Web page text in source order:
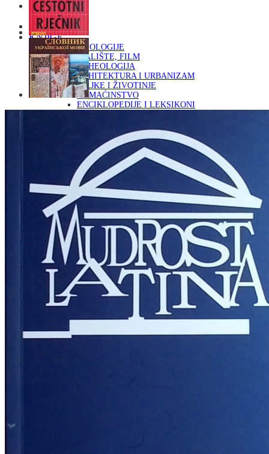
Naslovna
KNJIGE
OD ARHEOLOGIJE
DO KAZALIŠTE, FILM
ARHEOLOGIJA
ARHITEKTURA I URBANIZAM
BILJKE I ŽIVOTINJE
DOMAĆINSTVO
ENCIKLOPEDIJE I LEKSIKONI
FOTOGRAFIJA
GLAZBENA UMJETNOST
KAZALIŠTE, FILM
OD KNJIŽEVNOST
DO RELIGIJA
KNJIŽEVNOST
LIKOVNA UMJETNOST
LJEKOVITO BILJE I ZDRAVLJE
MITOLOGIJA
POVIJEST I PUBLICISTIKA
PRIRODNE ZNANOSTI
PSIHOLOGIJA, POPULARNA PSIHOLOGIJA,
ALTERNATIVA
RAZNO
RELIGIJA
OD RJEČNIKA
DO ZEMLJOVIDA
RJEČNICI, GRAMATIKE, PRAVOPISI…
TEHNIČKE ZNANOSTI